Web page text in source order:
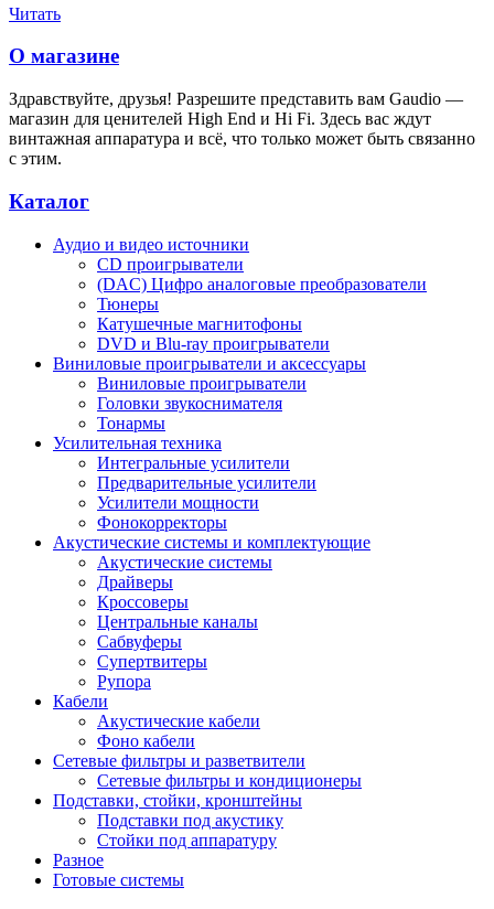
Читать
О магазине
Здравствуйте, друзья! Разрешите представить вам Gaudio —
магазин для ценителей High End и Hi Fi. Здесь вас ждут
винтажная аппаратура и всё, что только может быть связанно
с этим.
Каталог
Аудио и видео источники
CD проигрыватели
(DAC) Цифро аналоговые преобразователи
Тюнеры
Катушечные магнитофоны
DVD и Blu-ray проигрыватели
Виниловые проигрыватели и аксессуары
Виниловые проигрыватели
Головки звукоснимателя
Тонармы
Усилительная техника
Интегральные усилители
Предварительные усилители
Усилители мощности
Фонокорректоры
Акустические системы и комплектующие
Акустические системы
Драйверы
Кроссоверы
Центральные каналы
Сабвуферы
Супертвитеры
Рупора
Кабели
Акустические кабели
Фоно кабели
Сетевые фильтры и разветвители
Сетевые фильтры и кондиционеры
Подставки, стойки, кронштейны
Подставки под акустику
Стойки под аппаратуру
Разное
Готовые системы